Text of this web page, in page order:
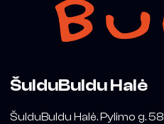
ŠulduBuldu Halė
ŠulduBuldu Halė. Pylimo g. 58